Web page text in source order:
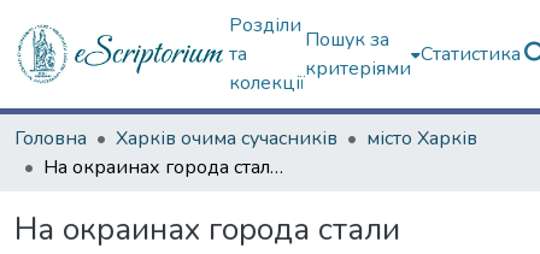
Розділи
та
колекції
Пошук за
критеріями
Статистика
Головна Харків очима сучасників
місто Харків
На окраинах города стали селиться «раклы»
На окраинах города стали